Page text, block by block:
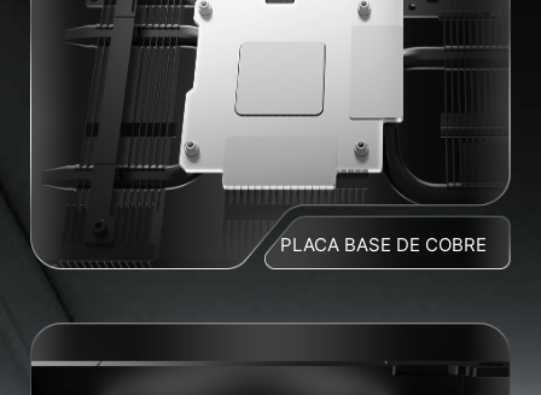
PLACA BASE DE COBRE